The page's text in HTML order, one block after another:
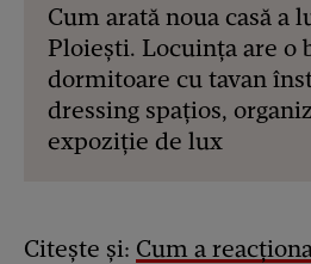
Cum arată noua casă a
Ploiești. Locuința are o
dormitoare cu tavan
dressing spațios,
expoziție de lux
Citește și: Cum a